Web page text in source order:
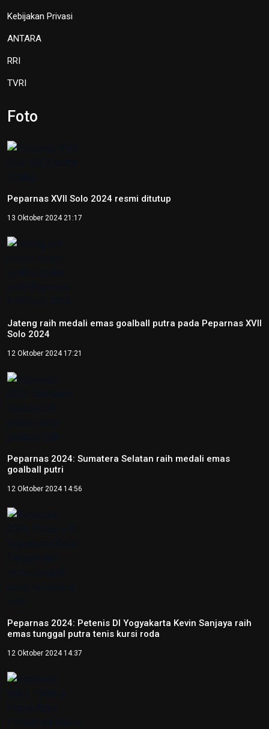
Kebijakan Privasi
ANTARA
RRI
TVRI
Foto
Peparnas XVII Solo 2024 resmi ditutup
13 Oktober 2024 21:17
Jateng raih medali emas goalball putra pada Peparnas XVII
Solo 2024
12 Oktober 2024 17:21
Peparnas 2024: Sumatera Selatan raih medali emas
goalball putri
12 Oktober 2024 14:56
Peparnas 2024: Petenis DI Yogyakarta Kevin Sanjaya raih
emas tunggal putra tenis kursi roda
12 Oktober 2024 14:37